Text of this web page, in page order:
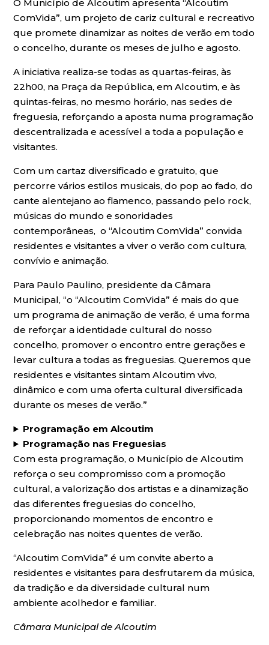
O Município de Alcoutim apresenta “Alcoutim
ComVida”, um projeto de cariz cultural e recreativo
que promete dinamizar as noites de verão em todo
o concelho, durante os meses de julho e agosto.
A iniciativa realiza-se todas as quartas-feiras, às
22h00, na Praça da República, em Alcoutim, e às
quintas-feiras, no mesmo horário, nas sedes de
freguesia, reforçando a aposta numa programação
descentralizada e acessível a toda a população e
visitantes.
Com um cartaz diversificado e gratuito, que
percorre vários estilos musicais, do pop ao fado, do
cante alentejano ao flamenco, passando pelo rock,
músicas do mundo e sonoridades
contemporâneas, o “Alcoutim ComVida” convida
residentes e visitantes a viver o verão com cultura,
convívio e animação.
Para Paulo Paulino, presidente da Câmara
Municipal, “o “Alcoutim ComVida” é mais do que
um programa de animação de verão, é uma forma
de reforçar a identidade cultural do nosso
concelho, promover o encontro entre gerações e
levar cultura a todas as freguesias. Queremos que
residentes e visitantes sintam Alcoutim vivo,
dinâmico e com uma oferta cultural diversificada
durante os meses de verão.”
Programação em Alcoutim
Programação nas Freguesias
Com esta programação, o Município de Alcoutim
reforça o seu compromisso com a promoção
cultural, a valorização dos artistas e a dinamização
das diferentes freguesias do concelho,
proporcionando momentos de encontro e
celebração nas noites quentes de verão.
“Alcoutim ComVida” é um convite aberto a
residentes e visitantes para desfrutarem da música,
da tradição e da diversidade cultural num
ambiente acolhedor e familiar.
Câmara Municipal de Alcoutim